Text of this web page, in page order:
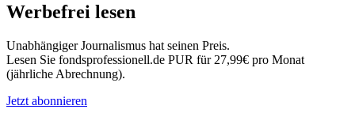
Werbefrei lesen
Unabhängiger Journalismus hat seinen Preis.
Lesen Sie fondsprofessionell.de PUR für 27,99€ pro Monat
(jährliche Abrechnung).
Jetzt abonnieren